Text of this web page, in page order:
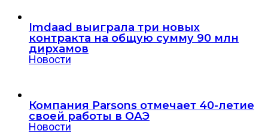
Imdaad выиграла три новых
контракта на общую сумму 90 млн
дирхамов
Новости
Компания Parsons отмечает 40-летие
своей работы в ОАЭ
Новости